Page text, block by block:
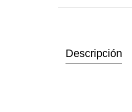
Descripción